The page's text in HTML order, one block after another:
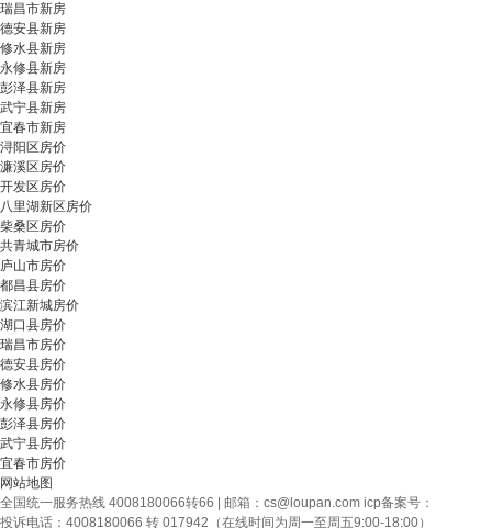
瑞昌市新房
德安县新房
修水县新房
永修县新房
彭泽县新房
武宁县新房
宜春市新房
浔阳区房价
濂溪区房价
开发区房价
八里湖新区房价
柴桑区房价
共青城市房价
庐山市房价
都昌县房价
滨江新城房价
湖口县房价
瑞昌市房价
德安县房价
修水县房价
永修县房价
彭泽县房价
武宁县房价
宜春市房价
网站地图
全国统一服务热线 4008180066转66 | 邮箱： cs@loupan.com icp备案号：
投诉电话：4008180066 转 017942（在线时间为周一至周五9:00-18:00）